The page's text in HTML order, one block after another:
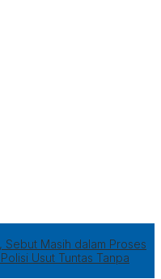
Sebut Masih dalam Proses
Usut Tuntas Tanpa